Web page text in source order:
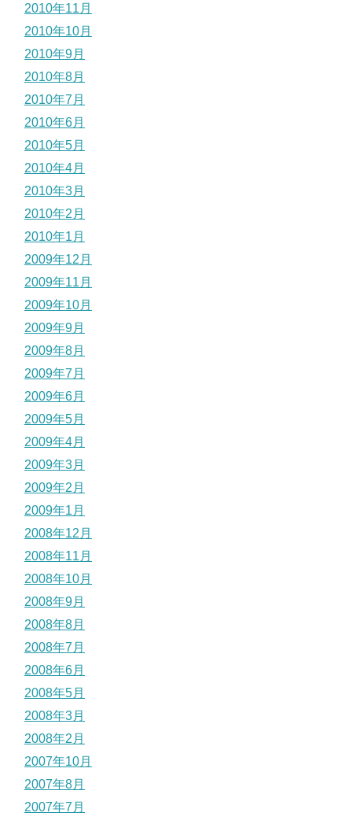
2010年11月
2010年10月
2010年9月
2010年8月
2010年7月
2010年6月
2010年5月
2010年4月
2010年3月
2010年2月
2010年1月
2009年12月
2009年11月
2009年10月
2009年9月
2009年8月
2009年7月
2009年6月
2009年5月
2009年4月
2009年3月
2009年2月
2009年1月
2008年12月
2008年11月
2008年10月
2008年9月
2008年8月
2008年7月
2008年6月
2008年5月
2008年3月
2008年2月
2007年10月
2007年8月
2007年7月